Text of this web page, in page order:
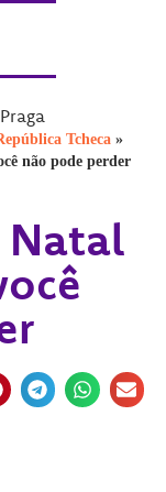
Tcheca »
não pode perder
Natal